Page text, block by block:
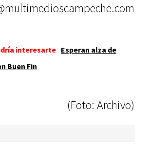
interesarte Esperan alza de
Buen Fin
(Foto: Archivo)